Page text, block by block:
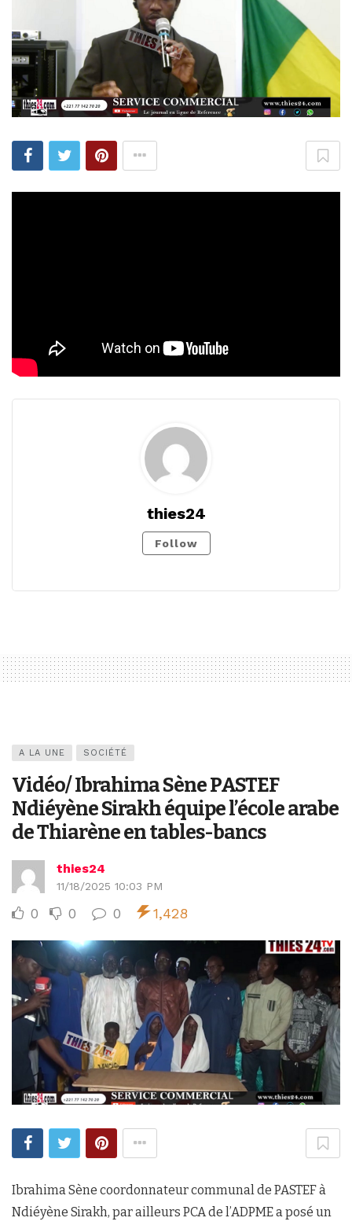
thies24
Follow
A LA UNE SOCIÉTÉ
Vidéo/ Ibrahima Sène PASTEF
Ndiéyène Sirakh équipe l’école arabe
de Thiarène en tables-bancs
thies24
11/18/2025 10:03 PM
0 0 0 1,428
Ibrahima Sène coordonnateur communal de PASTEF à
Ndiéyène Sirakh, par ailleurs PCA de l’ADPME a posé un